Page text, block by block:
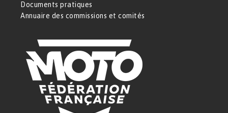
Documents pratiques
Annuaire des commissions et comités